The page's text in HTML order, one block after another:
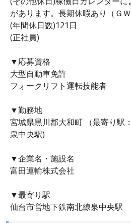
があります。長期休暇あり（Ｇ
(年間休日数)121日
(正社員)
▼応募資格
大型自動車免許
フォークリフト運転技能者
▼勤務地
宮城県黒川郡大和町 （最寄り駅
泉中央駅)
▼企業名・施設名
富田運輸株式会社
▼最寄り駅
仙台市営地下鉄南北線泉中央駅